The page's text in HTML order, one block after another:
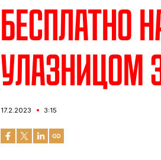
Бесплатно
улазницом
17.2.2023 3:15